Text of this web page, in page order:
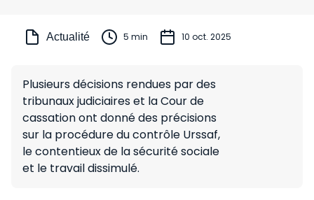
Actualité 5 min 10 oct. 2025
Plusieurs décisions rendues par des
tribunaux judiciaires et la Cour de
cassation ont donné des précisions
sur la procédure du contrôle Urssaf,
le contentieux de la sécurité sociale
et le travail dissimulé.